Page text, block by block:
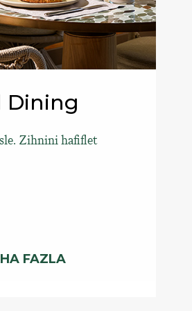
Dining
Zihnini hafiflet
FAZLA